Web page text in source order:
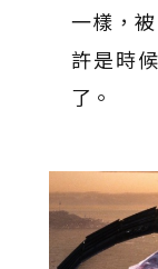
一樣，
許是時
了。